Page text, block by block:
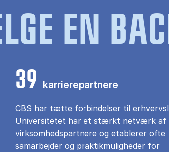
EN
39 karrierepartnere
CBS har tætte forbindelser til
Universitetet har et stærkt netværk af
virksomhedspartnere og etablerer ofte
samarbejder og praktikmuligheder for